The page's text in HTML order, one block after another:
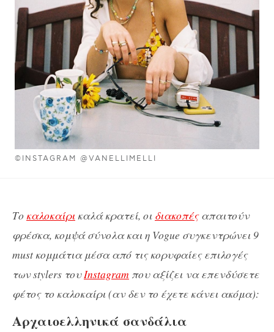
©INSTAGRAM @VANELLIMELLI
Το καλοκαίρι καλά κρατεί, οι διακοπέςαπαιτούν
φρέσκα, κομψά σύνολακαι η Vogue συγκεντρώνει 9
must κομμάτια μέσα από τις κορυφαίες επιλογές
των stylers τουInstagram που αξίζει να επενδύσετε
φέτος το καλοκαίρι (αν δεν το έχετε κάνει ακόμα):
Αρχαιοελληνικά σανδάλια